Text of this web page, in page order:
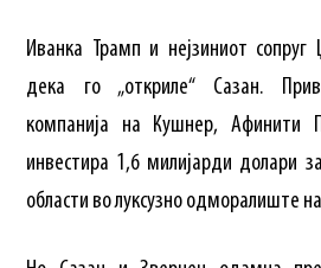
Иванка Трамп и нејзиниот
дека го „откриле“ Сазан.
компанија на Кушнер, Афинити
инвестира 1,6 милијарди долари
области во луксузно одморалиште